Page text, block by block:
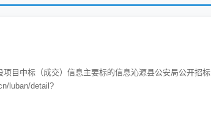
目中标（成交）信息主要标的信息沁源县公安局公开招标
luban/detail?